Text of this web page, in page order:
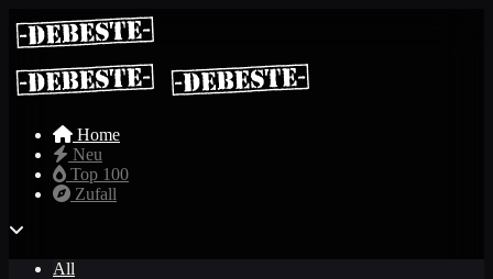
Home
Neu
Top 100
Zufall
All